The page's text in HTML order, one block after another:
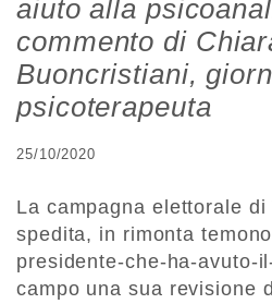
aiuto alla
commento di
Buoncristiani,
psicoterapeuta
25/10/2020
La campagna elettorale di
spedita, in rimonta
presidente-che-ha-avuto-
campo una sua revisione